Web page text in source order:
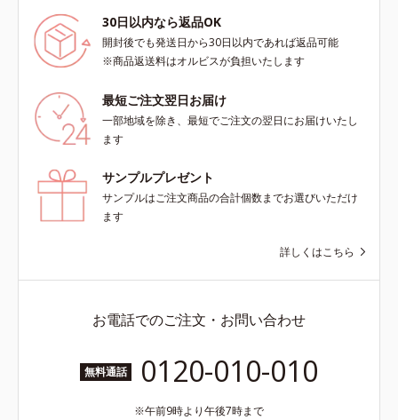
30日以内なら返品OK
開封後でも発送日から30日以内であれば返品可能
※商品返送料はオルビスが負担いたします
最短ご注文翌日お届け
一部地域を除き、最短でご注文の翌日にお届けいたし
ます
サンプルプレゼント
サンプルはご注文商品の合計個数までお選びいただけ
ます
詳しくはこちら
お電話でのご注文・お問い合わせ
無料通話 0120-010-010
午前9時より午後7時まで